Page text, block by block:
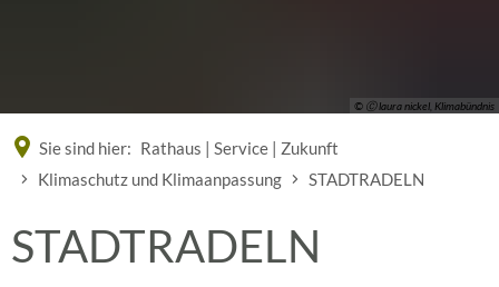
© Ⓒ laura nickel, Klimabündnis
Sie sind hier: Rathaus | Service | Zukunft
Klimaschutz und Klimaanpassung
STADTRADELN
STADTRADELN